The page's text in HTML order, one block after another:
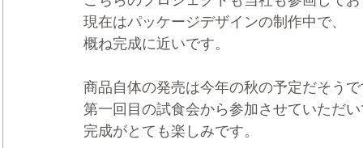
現在はパッケージデザインの制作中で、
概ね完成に近いです。
商品自体の発売は今年の秋の予定だそう
第一回目の試食会から参加させていただ
完成がとても楽しみです。